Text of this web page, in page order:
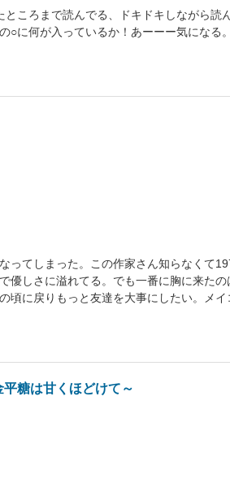
ころまで読んでる、ドキドキしながら読
○に何が入っているか！あーーー気になる
ってしまった。この作家さん知らなくて
優しさに溢れてる。でも一番に胸に来た
頃に戻りもっと友達を大事にしたい。メ
糖は甘くほどけて～